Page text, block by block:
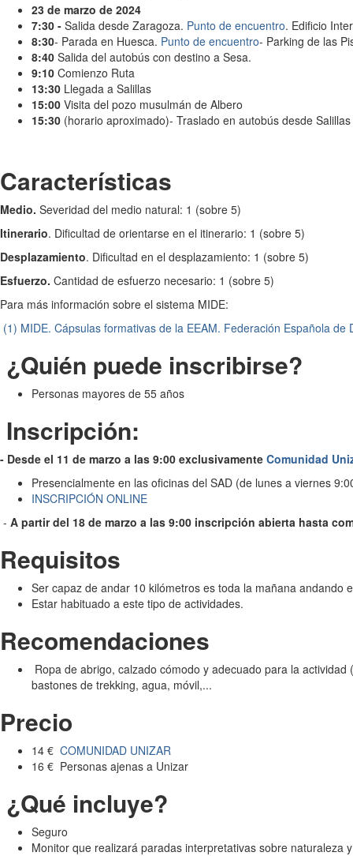
23 de marzo de 2024
7:30 - Salida desde Zaragoza. Punto de encuentro. Edificio
8:30- Parada en Huesca. Punto de encuentro- Parking de las
8:40 Salida del autobús con destino a Sesa.
9:10 Comienzo Ruta
13:30 Llegada a Salillas
15:00 Visita del pozo musulmán de Albero
15:30 (horario aproximado)- Traslado en autobús desde
Características
Medio. Severidad del medio natural: 1 (sobre 5)
Itinerario. Dificultad de orientarse en el itinerario: 1 (sobre 5)
Desplazamiento. Dificultad en el desplazamiento: 1 (sobre 5)
Esfuerzo. Cantidad de esfuerzo necesario: 1 (sobre 5)
Para más información sobre el sistema MIDE:
(1) MIDE. Cápsulas formativas de la EEAM. Federación Española
¿Quién puede inscribirse?
Personas mayores de 55 años
Inscripción:
- Desde el 11 de marzo a las 9:00 exclusivamente Comunidad
Presencialmente en las oficinas del SAD (de lunes a viernes
INSCRIPCIÓN ONLINE
- A partir del 18 de marzo a las 9:00 inscripción abierta hasta
Requisitos
Ser capaz de andar 10 kilómetros es toda la mañana andando
Estar habituado a este tipo de actividades.
Recomendaciones
Ropa de abrigo, calzado cómodo y adecuado para la
bastones de trekking, agua, móvil,...
Precio
14 € COMUNIDAD UNIZAR
16 € Personas ajenas a Unizar
¿Qué incluye?
Seguro
Monitor que realizará paradas interpretativas sobre naturaleza